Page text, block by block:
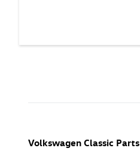
Volkswagen Classic Parts